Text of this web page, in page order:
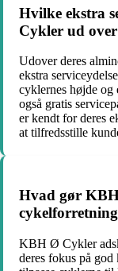
Hvilke ekstra
Cykler ud
Udover deres
ekstra
cyklernes højde og
også gratis
er kendt for deres
at tilfredsstille
Hvad gør
KBH Ø Cykler
deres fokus på